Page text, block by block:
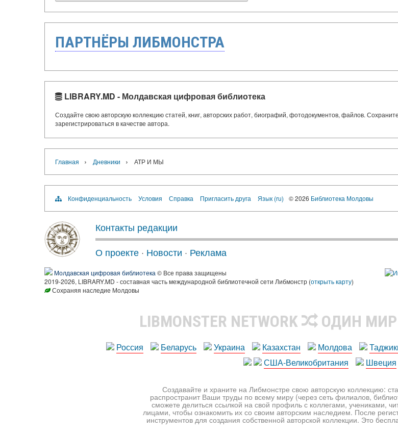
ПАРТНЁРЫ ЛИБМОНСТРА
LIBRARY.MD - Молдавская цифровая библиотека
Создайте свою авторскую коллекцию статей, книг, авторских работ, биографий, фотодокументов, файлов.
зарегистрироваться в качестве автора.
Главная › Дневники › АТР И МЫ
Конфиденциальность Условия Справка Пригласить друга Язык (ru) © 2026 Библиотека Молдовы
Контакты редакции
О проекте · Новости · Реклама
Молдавская цифровая библиотека © Все права защищены
2019-2026, LIBRARY.MD - составная часть международной библиотечной сети Либмонстр (открыть карту)
Сохраняя наследие Молдовы
LIBMONSTER NETWORK ОДИН МИР
Россия Беларусь Украина Казахстан Молдова
США-Великобритания
Швеция
Создавайте и храните на Либмонстре свою авторскую коллекцию:
распространит Ваши труды по всему миру (через сеть филиалов,
сможете делиться ссылкой на свой профиль с коллегами, учениками,
лицами, чтобы ознакомить их со своим авторским наследием. После
инструментов для создания собственной авторской коллекции. Это